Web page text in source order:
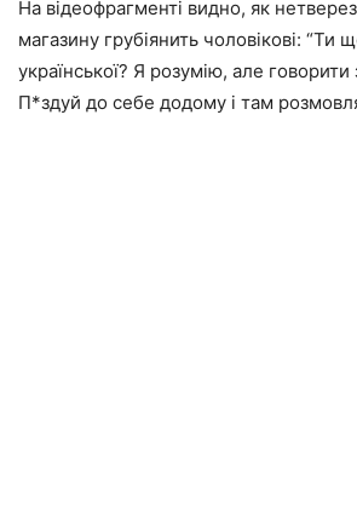
На відеофрагменті видно, як
магазину грубіянить чоловікові: “Ти
української? Я розумію, але
П*здуй до себе додому і там